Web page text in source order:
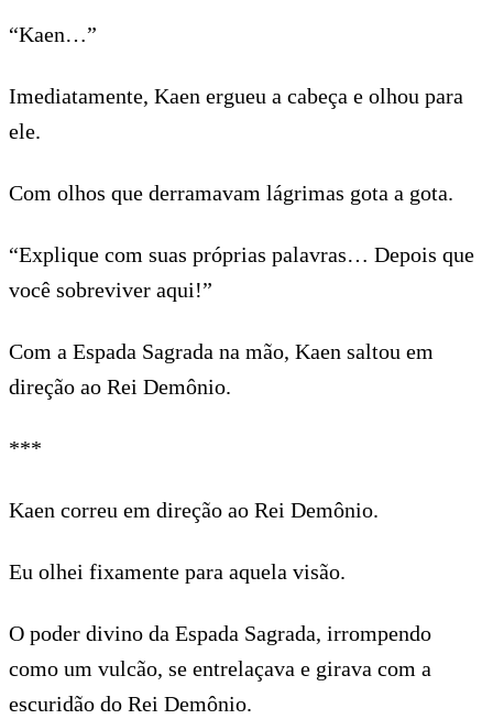
“Kaen…”
Imediatamente, Kaen ergueu a cabeça e olhou para
ele.
Com olhos que derramavam lágrimas gota a gota.
“Explique com suas próprias palavras… Depois que
você sobreviver aqui!”
Com a Espada Sagrada na mão, Kaen saltou em
direção ao Rei Demônio.
***
Kaen correu em direção ao Rei Demônio.
Eu olhei fixamente para aquela visão.
O poder divino da Espada Sagrada, irrompendo
como um vulcão, se entrelaçava e girava com a
escuridão do Rei Demônio.